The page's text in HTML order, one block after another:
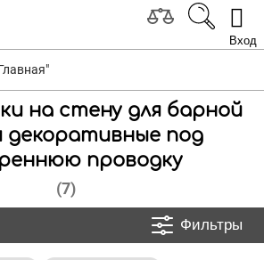
Вход
на стену для барной
декоративные под
проводку
(7)
Фильтры